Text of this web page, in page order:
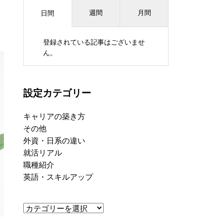
日間 週間 月間
登録されている記事はございませ
ん。
設定カテゴリー
キャリアの築き方
その他
外資・日系の違い
就活リアル
職種紹介
英語・スキルアップ